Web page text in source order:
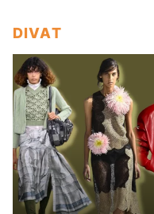
DIVAT